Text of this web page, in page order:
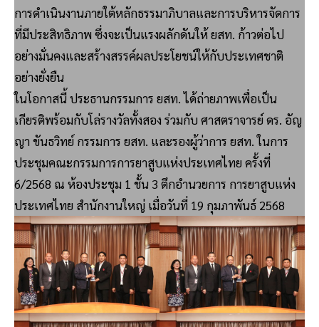
การดำเนินงานภายใต้หลักธรรมาภิบาลและการบริหารจัดการ
ที่มีประสิทธิภาพ ซึ่งจะเป็นแรงผลักดันให้ ยสท. ก้าวต่อไป
อย่างมั่นคงและสร้างสรรค์ผลประโยชน์ให้กับประเทศชาติ
อย่างยั่งยืน
ในโอกาสนี้ ประธานกรรมการ ยสท. ได้ถ่ายภาพเพื่อเป็น
เกียรติพร้อมกับโล่รางวัลทั้งสอง ร่วมกับ ศาสตราจารย์ ดร. อัญ
ญา ขันธวิทย์ กรรมการ ยสท. และรองผู้ว่าการ ยสท. ในการ
ประชุมคณะกรรมการการยาสูบแห่งประเทศไทย ครั้งที่
6/2568 ณ ห้องประชุม 1 ชั้น 3 ตึกอำนวยการ การยาสูบแห่ง
ประเทศไทย สำนักงานใหญ่ เมื่อวันที่ 19 กุมภาพันธ์ 2568